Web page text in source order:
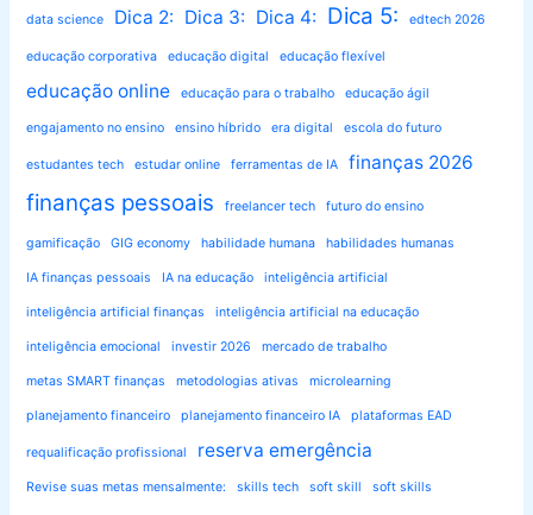
data science Dica 2: Dica 3: Dica 4: Dica 5: edtech 2026
educação corporativa educação digital educação flexível
educação online educação para o trabalho educação ágil
engajamento no ensino ensino híbrido era digital escola do futuro
estudantes tech estudar online ferramentas de IA finanças 2026
finanças pessoais freelancer tech futuro do ensino
gamificação GIG economy habilidade humana habilidades humanas
IA finanças pessoais IA na educação inteligência artificial
inteligência artificial finanças inteligência artificial na educação
inteligência emocional investir 2026 mercado de trabalho
metas SMART finanças metodologias ativas microlearning
planejamento financeiro planejamento financeiro IA plataformas EAD
requalificação profissional reserva emergência
Revise suas metas mensalmente: skills tech soft skill soft skills